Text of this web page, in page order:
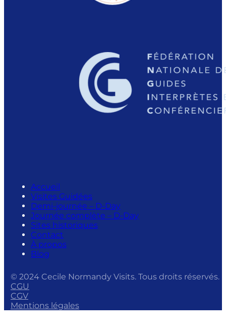
Accueil
Visites Guidées
Demi-journée – D-Day
Journée complète – D-Day
Sites historiques
Contact
À propos
Blog
© 2024 Cecile Normandy Visits. Tous droits réservés.
CGU
CGV
Mentions légales